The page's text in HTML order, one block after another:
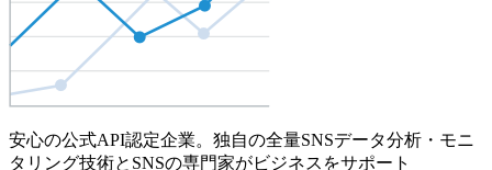
安心の公式API認定企業。独自の全量SNSデータ分析・モニ
タリング技術とSNSの専門家がビジネスをサポート